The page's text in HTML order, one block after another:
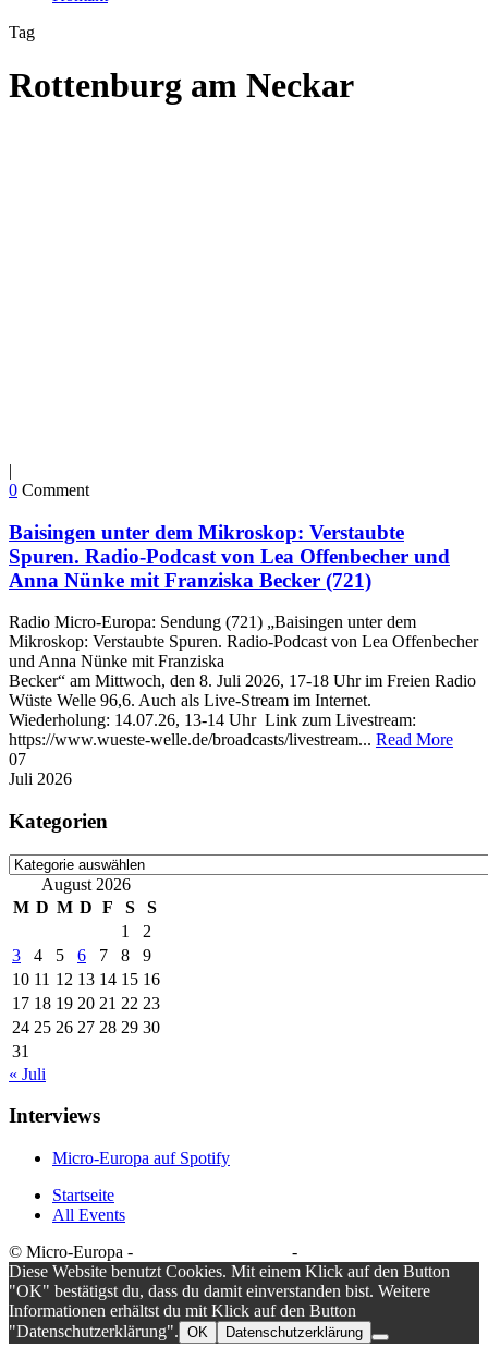
Tag
Rottenburg am Neckar
|
0 Comment
Baisingen unter dem Mikroskop: Verstaubte
Spuren. Radio-Podcast von Lea Offenbecher und
Anna Nünke mit Franziska Becker (721)
Radio Micro-Europa: Sendung (721) „Baisingen unter dem
Mikroskop: Verstaubte Spuren. Radio-Podcast von Lea Offenbecher
und Anna Nünke mit Franziska
Becker“ am Mittwoch, den 8. Juli 2026, 17-18 Uhr im Freien Radio
Wüste Welle 96,6. Auch als Live-Stream im Internet.
Wiederholung: 14.07.26, 13-14 Uhr Link zum Livestream:
https://www.wueste-welle.de/broadcasts/livestream... Read More
07
Juli 2026
Kategorien
Kategorien
August 2026
M D M D F S
S
1
2
3
4 5 6 7 8
9
10 11 12 13 14 15 16
17 18 19 20 21 22 23
24 25 26 27 28 29 30
31
« Juli
Interviews
Micro-Europa auf Spotify
Startseite
All Events
© Micro-Europa -
-
Diese Website benutzt Cookies. Mit einem Klick auf den Button
"OK" bestätigst du, dass du damit einverstanden bist. Weitere
Informationen erhältst du mit Klick auf den Button
"Datenschutzerklärung". OK Datenschutzerklärung